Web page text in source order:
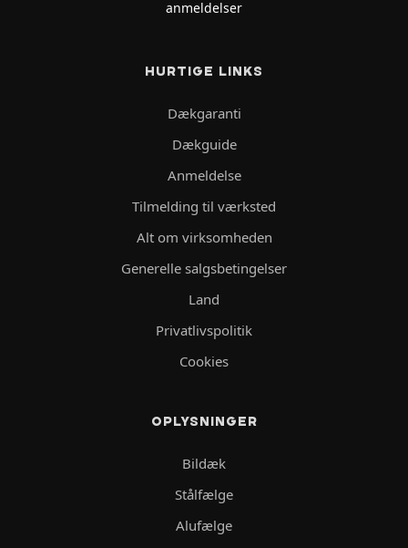
anmeldelser
HURTIGE LINKS
Dækgaranti
Dækguide
Anmeldelse
Tilmelding til værksted
Alt om virksomheden
Generelle salgsbetingelser
Land
Privatlivspolitik
Cookies
OPLYSNINGER
Bildæk
Stålfælge
Alufælge